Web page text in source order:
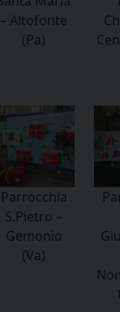
– Altofonte
(Pa)
Parrocchia
S.Pietro –
Gemonio
(Va)